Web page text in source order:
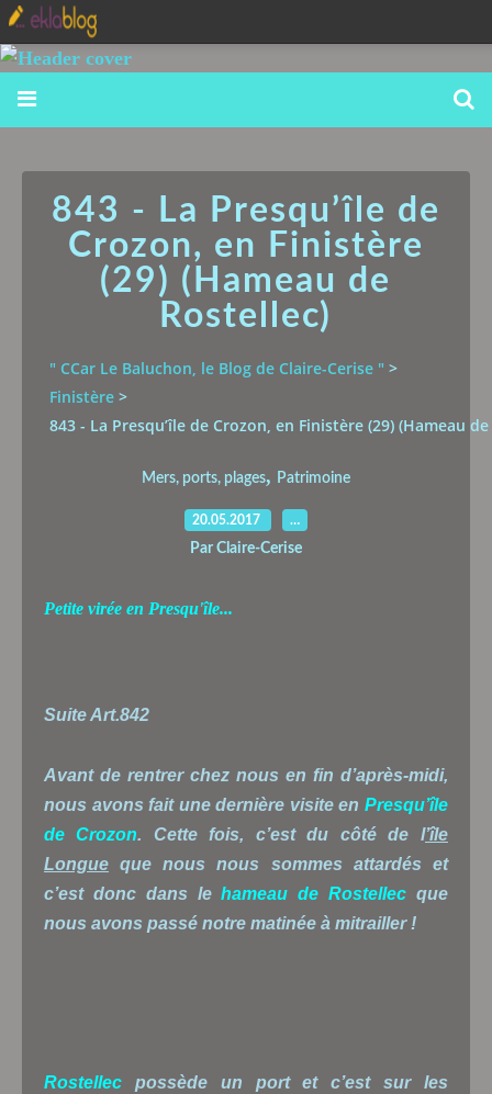
843 - La Presqu’île de
Crozon, en Finistère
(29) (Hameau de
Rostellec)
" CCar Le Baluchon, le Blog de Claire-Cerise " >
Finistère >
843 - La Presqu’île de Crozon, en Finistère (29) (Hameau
Mers, ports, plages, Patrimoine
20.05.2017 …
Par Claire-Cerise
Petite virée en Presqu'île...
Suite Art.842
Avant de rentrer chez nous en fin d’après-midi,
nous avons fait une dernière visite en Presqu’île
de Crozon. Cette fois, c’est du côté de l’île
Longue que nous nous sommes attardés et
c’est donc dans lehameau de Rostellec que
nous avons passé notre matinée à mitrailler !
Rostellec possède un port et c’est sur les